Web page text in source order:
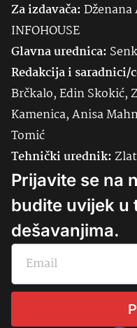
Za izdavača:Dženana
INFOHOUSE
Glavna urednica:
Redakcija i saradnici/
Brčkalo, Edin Skokić,
Kamenica, Anisa
Tomić
Tehnički urednik:
Prijavite se na
budite uvijek u
dešavanjima.